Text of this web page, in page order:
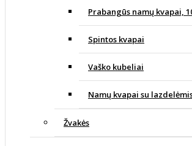
Prabangūs namų kvapai,
Spintos kvapai
Vaško kubeliai
Namų kvapai su
Žvakės